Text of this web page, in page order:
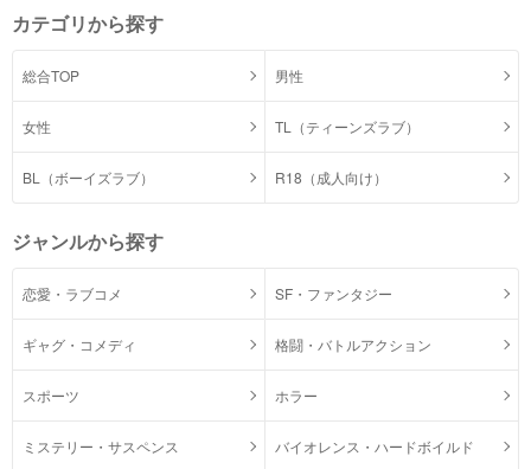
カテゴリから探す
総合TOP 男性
女性 TL（ティーンズラブ）
BL（ボーイズラブ） R18（成人向け）
ジャンルから探す
恋愛・ラブコメ SF・ファンタジー
ギャグ・コメディ 格闘・バトルアクション
スポーツ ホラー
ミステリー・サスペンス バイオレンス・ハードボイルド